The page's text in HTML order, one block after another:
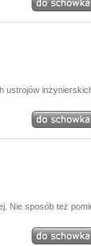
ustrojów
Nie sposób też